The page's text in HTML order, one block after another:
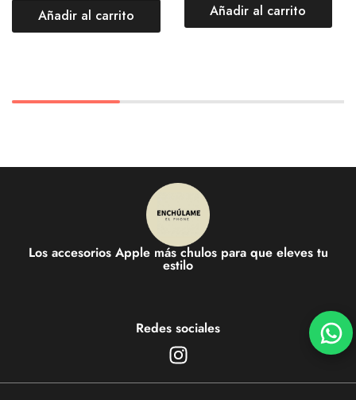
Añadir al carrito Añadir al carrito
Los accesorios Apple más chulos para que eleves tu
estilo
Redes sociales